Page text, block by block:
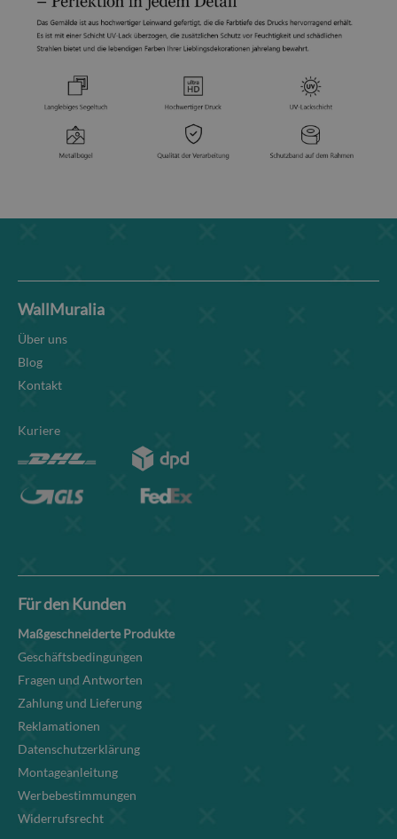
WallMuralia
Über uns
Blog
Kontakt
Kuriere
Für den Kunden
Maßgeschneiderte Produkte
Geschäftsbedingungen
Fragen und Antworten
Zahlung und Lieferung
Reklamationen
Datenschutzerklärung
Montageanleitung
Werbebestimmungen
Widerrufsrecht